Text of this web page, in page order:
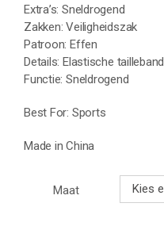
Extra’s: Sneldrogend
Zakken: Veiligheidszak
Patroon: Effen
Details: Elastische tailleband
Functie: Sneldrogend
Best For: Sports
Made in China
Maat